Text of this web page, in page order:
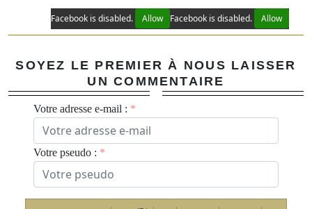
Facebook is disabled. Allow Facebook is disabled. Allow
SOYEZ LE PREMIER À NOUS LAISSER
UN COMMENTAIRE
Votre adresse e-mail :
Votre pseudo :